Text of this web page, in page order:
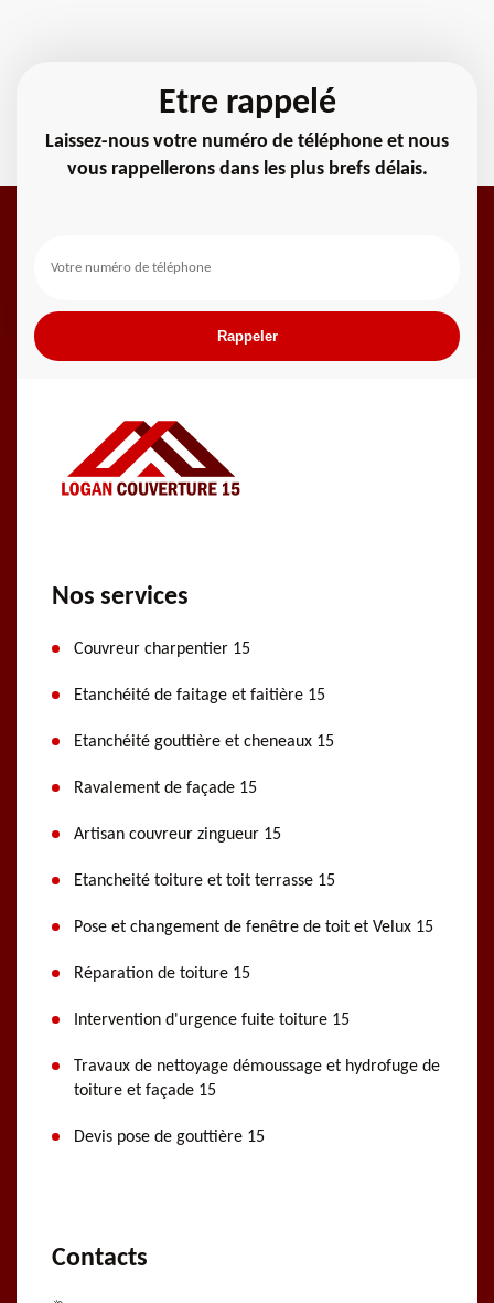
Etre rappelé
Laissez-nous votre numéro de téléphone et nous
vous rappellerons dans les plus brefs délais.
Nos services
Couvreur charpentier 15
Etanchéité de faitage et faitière 15
Etanchéité gouttière et cheneaux 15
Ravalement de façade 15
Artisan couvreur zingueur 15
Etancheité toiture et toit terrasse 15
Pose et changement de fenêtre de toit et Velux 15
Réparation de toiture 15
Intervention d'urgence fuite toiture 15
Travaux de nettoyage démoussage et hydrofuge de
toiture et façade 15
Devis pose de gouttière 15
Contacts